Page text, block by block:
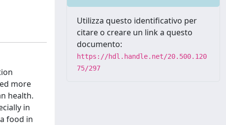
more
health.
in
food in
Utilizza questo identificativo per
citare o creare un link a questo
documento:
https://hdl.handle.net/20.500.120
75/297